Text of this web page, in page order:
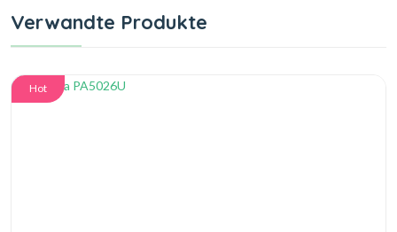
Verwandte Produkte
Hot